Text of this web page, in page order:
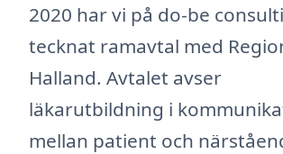
2020 har vi på do-be
tecknat ramavtal med
Halland. Avtalet avser
läkarutbildning i
mellan patient och